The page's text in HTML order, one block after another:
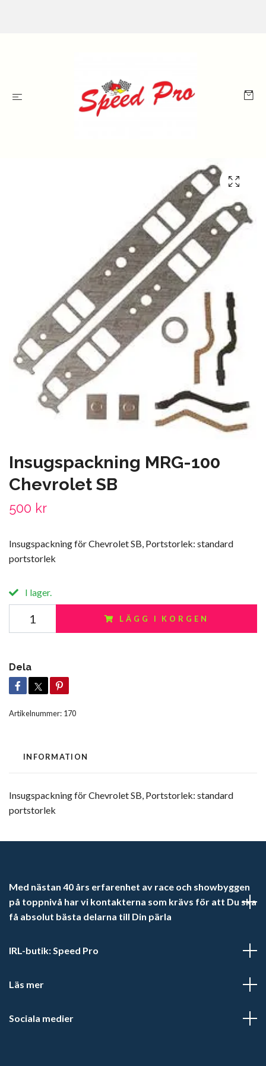
Insugspackning MRG-100
Chevrolet SB
500 kr
Insugspackning för Chevrolet SB, Portstorlek: standard
portstorlek
I lager.
LÄGG I KORGEN
Dela
Artikelnummer: 170
INFORMATION
Insugspackning för Chevrolet SB, Portstorlek: standard
portstorlek
Med nästan 40 års erfarenhet av race och showbyggen
på toppnivå har vi kontakterna som krävs för att Du ska
få absolut bästa delarna till Din pärla
IRL-butik: Speed Pro
Läs mer
Sociala medier